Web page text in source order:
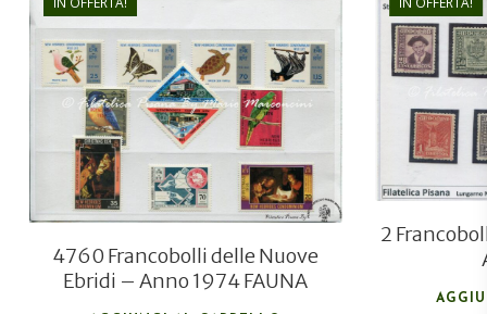
€20,00
€14,00
4760 Francobolli delle Nuove
Ebridi – Anno 1974 FAUNA
2